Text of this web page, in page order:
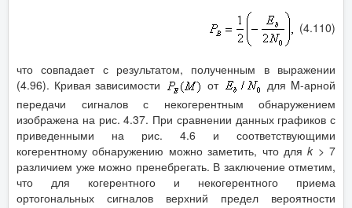
(4.110)
что совпадает с результатом, полученным в выражении
(4.96). Кривая зависимости
от
для M-арной
передачи сигналов с некогерентным обнаружением
изображена на рис. 4.37. При сравнении данных графиков с
приведенными на рис. 4.6 и соответствующими
когерентному обнаружению можно заметить, что дляk > 7
различием уже можно пренебрегать. В заключение отметим,
что для когерентного и некогерентного приема
ортогональных сигналов верхний предел вероятности